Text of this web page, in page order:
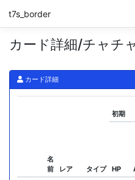
t7s_border
カード詳細/チャチ
カード詳細
名
前
レア タイプ
初期
HP